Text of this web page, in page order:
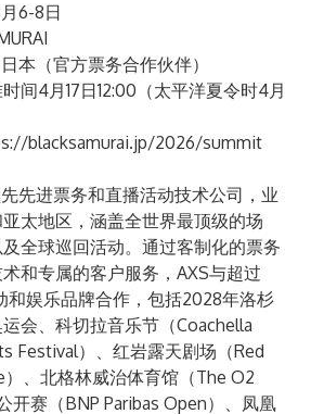
6-8日
本（官方票务合作伙伴）
间4月17日12:00（太平洋夏令时4月
blacksamurai.jp/2026/summit
先进票务和直播活动技术公司，业
太地区，涵盖全世界最顶级的场
全球巡回活动。通过客制化的票务
和专属的客户服务，AXS与超过
和娱乐品牌合作，包括2028年洛杉
会、科切拉音乐节（Coachella
Festival）、红岩露天剧场（Red
、北格林威治体育馆（The O2
开赛（BNP Paribas Open）、凤凰